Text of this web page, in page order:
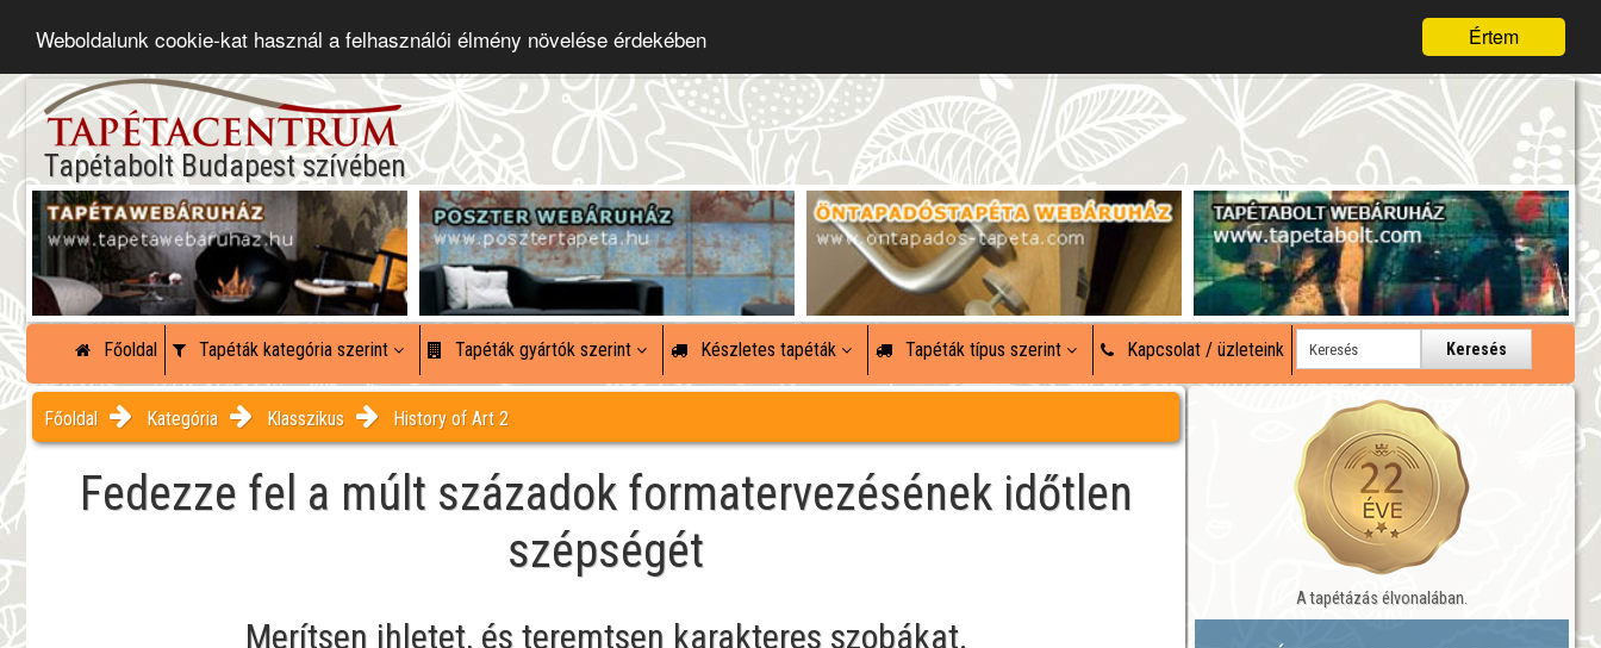
Értem
Weboldalunk cookie-kat használ a felhasználói élmény növelése érdekében
Tapétabolt Budapest szívében
Főoldal Tapéták kategória szerint Tapéták gyártók szerint Készletes tapéták Tapéták típus szerint Kapcsolat / üzleteink Keresés
Főoldal Kategória Klasszikus History of Art 2
Fedezze fel a múlt századok formatervezésének időtlen
szépségét
Merítsen ihletet, és teremtsen karakteres szobákat.
A tapétázás élvonalában.